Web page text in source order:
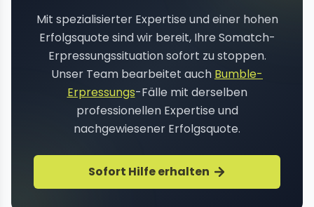
Mit spezialisierter Expertise und einer hohen
Erfolgsquote sind wir bereit, Ihre Somatch-
Erpressungssituation sofort zu stoppen.
Unser Team bearbeitet auch Bumble-
Erpressungs-Fälle mit derselben
professionellen Expertise und
nachgewiesener Erfolgsquote.
Sofort Hilfe erhalten